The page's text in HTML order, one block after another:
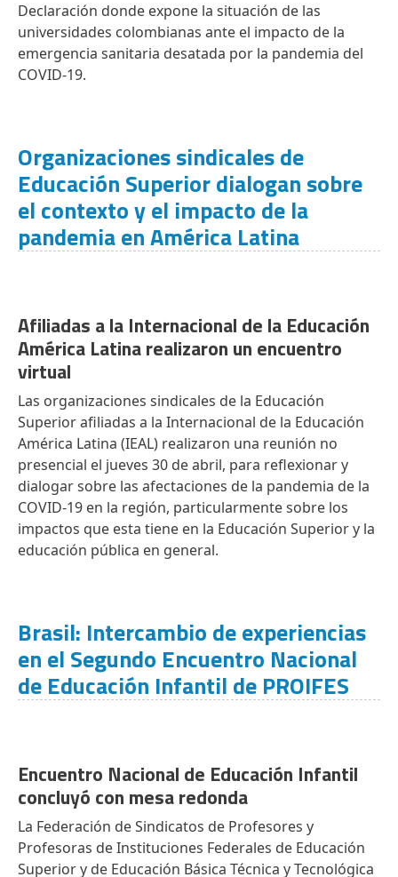
Declaración donde expone la situación de las
universidades colombianas ante el impacto de la
emergencia sanitaria desatada por la pandemia del
COVID-19.
Organizaciones sindicales de
Educación Superior dialogan sobre
el contexto y el impacto de la
pandemia en América Latina
Afiliadas a la Internacional de la Educación
América Latina realizaron un encuentro
virtual
Las organizaciones sindicales de la Educación
Superior afiliadas a la Internacional de la Educación
América Latina (IEAL) realizaron una reunión no
presencial el jueves 30 de abril, para reflexionar y
dialogar sobre las afectaciones de la pandemia de la
COVID-19 en la región, particularmente sobre los
impactos que esta tiene en la Educación Superior y la
educación pública en general.
Brasil: Intercambio de experiencias
en el Segundo Encuentro Nacional
de Educación Infantil de PROIFES
Encuentro Nacional de Educación Infantil
concluyó con mesa redonda
La Federación de Sindicatos de Profesores y
Profesoras de Instituciones Federales de Educación
Superior y de Educación Básica Técnica y Tecnológica